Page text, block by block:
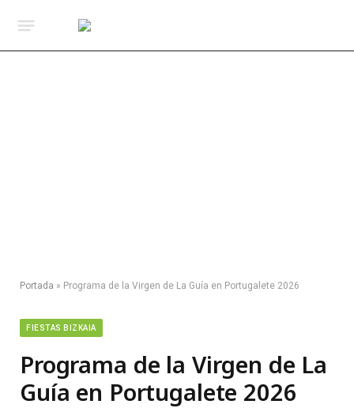
Portada » Programa de la Virgen de La Guía en Portugalete 2026
FIESTAS BIZKAIA
Programa de la Virgen de La
Guía en Portugalete 2026